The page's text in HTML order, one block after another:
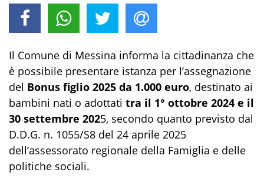
Il Comune di Messina informa la cittadinanza che
è possibile presentare istanza per l’assegnazione
del Bonus figlio 2025 da 1.000 euro, destinato ai
bambini nati o adottati tra il 1° ottobre 2024 e il
30 settembre 2025, secondo quanto previsto dal
D.D.G. n. 1055/S8 del 24 aprile 2025
dell’assessorato regionale della Famiglia e delle
politiche sociali.